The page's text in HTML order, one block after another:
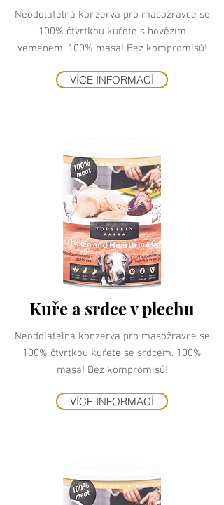
Neodolatelná konzerva pro masožravce se
100% čtvrtkou kuřete s hovězím
vemenem. 100% masa! Bez kompromisů!
VÍCE INFORMACÍ
Kuře a srdce v plechu
Neodolatelná konzerva pro masožravce se
100% čtvrtkou kuřete se srdcem. 100%
masa! Bez kompromisů!
VÍCE INFORMACÍ